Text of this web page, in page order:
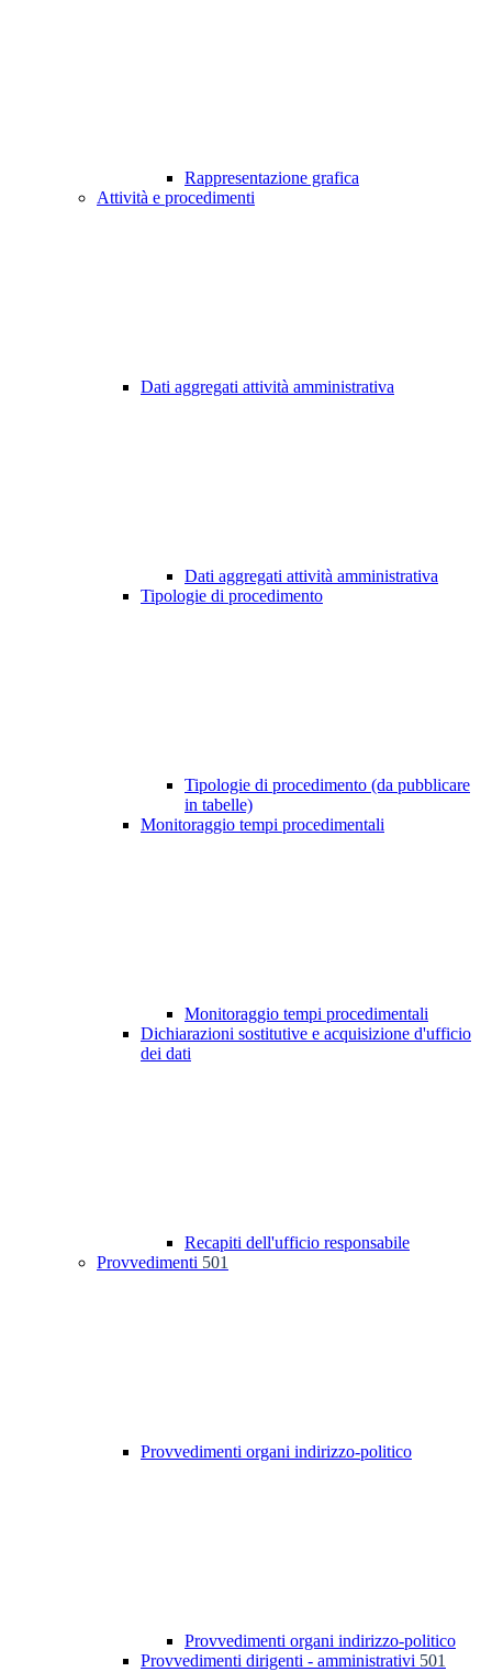
Rappresentazione grafica
Attività e procedimenti
Dati aggregati attività amministrativa
Dati aggregati attività amministrativa
Tipologie di procedimento
Tipologie di procedimento (da pubblicare
in tabelle)
Monitoraggio tempi procedimentali
Monitoraggio tempi procedimentali
Dichiarazioni sostitutive e acquisizione d'ufficio
dei dati
Recapiti dell'ufficio responsabile
Provvedimenti 501
Provvedimenti organi indirizzo-politico
Provvedimenti organi indirizzo-politico
Provvedimenti dirigenti - amministrativi 501